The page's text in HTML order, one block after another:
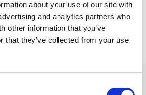
about your use of our site with
and analytics partners who
other information that you’ve
that they’ve collected from your use
30 dagarna är 295 kr (2026-08-07)